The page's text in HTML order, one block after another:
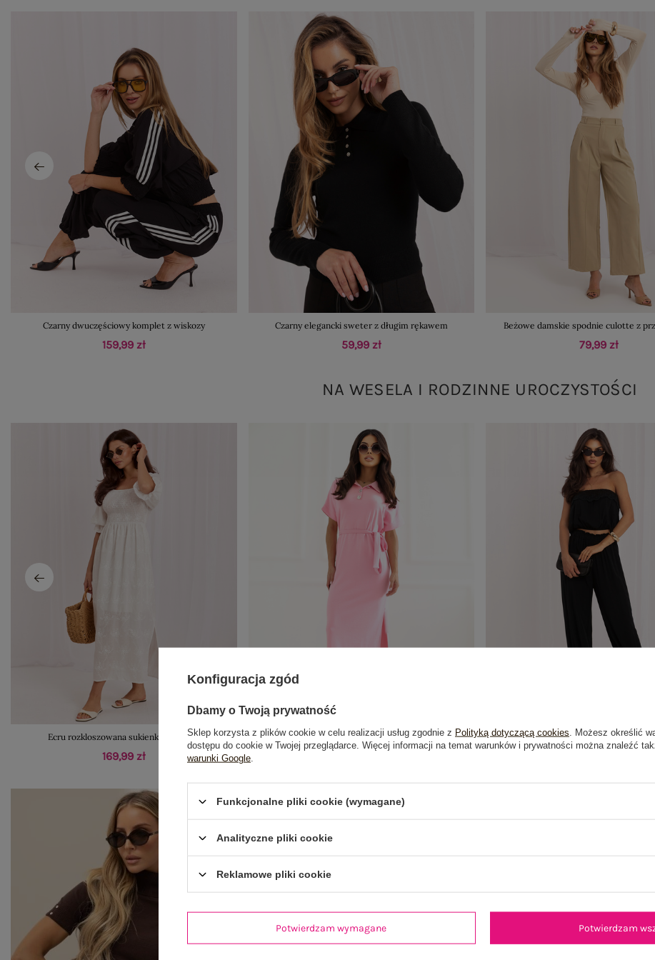
Czarny dwuczęściowy komplet z wiskozy
159,99 zł
Czarny elegancki sweter z długim rękawem
59,99 zł
Beżowe damskie spodnie culotte z
79,99 zł
NA WESELA I RODZINNE UROCZYSTOŚCI
Ecru rozkloszowana sukienka z haftem
169,99 zł
Jasnoróżowa prosta sukienka z kołnierzykiem Czarny letni komplet z
Konfiguracja zgód
Dbamy o Twoją prywatność
Sklep korzysta z plików cookie w celu realizacji usług zgodnie z Polityką dotyczącą cookies . Możesz określić
dostępu do cookie w Twojej przeglądarce. Więcej informacji na temat warunków i prywatności można znaleźć
warunki Google
Funkcjonalne pliki cookie (wymagane)
Analityczne pliki cookie
Reklamowe pliki cookie
Potwierdzam wymagane Potwierdzam